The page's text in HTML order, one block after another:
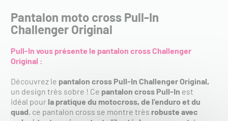
Pantalon moto cross Pull-In
Challenger Original
Pull-In vous présente le pantalon cross Challenger
Original :
Découvrez le pantalon cross Pull-In Challenger Original,
un design très sobre ! Ce pantalon cross Pull-In est
idéal pour la pratique du motocross, de l'enduro et du
quad, ce pantalon cross se montre très robuste avec